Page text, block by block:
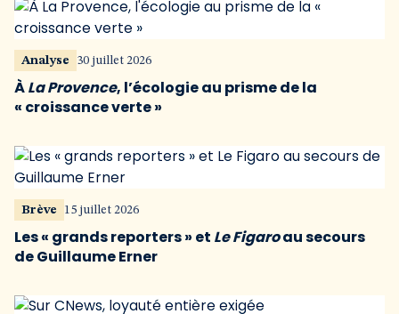
Analyse 30 juillet 2026
ÀLa Provence, l’écologie au prisme de la
« croissance verte »
Brève 15 juillet 2026
Les « grands reporters » et Le Figaroau secours
de Guillaume Erner